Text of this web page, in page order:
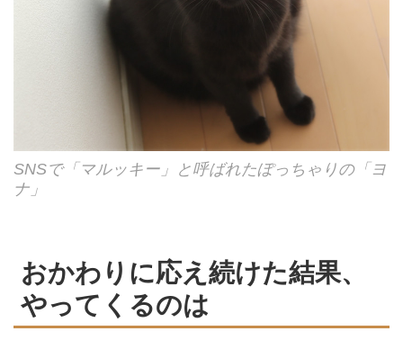
SNSで「マルッキー」と呼ばれたぽっちゃりの「ヨ
ナ」
おかわりに応え続けた結果、
やってくるのは